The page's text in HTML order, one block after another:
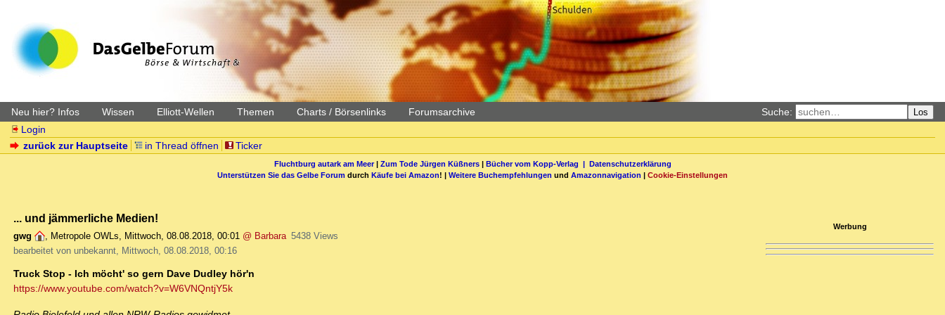
Neu hier? Infos Wissen Elliott-Wellen Themen Charts / Börsenlinks Forumsarchive Suche: Los
Login
zurück zur Hauptseite
in Thread öffnen Ticker
Fluchtburg autark am Meer| Zum Tode Jürgen Küßners| Bücher vom Kopp-Verlag | Datenschutzerklärung
Unterstützen Sie das Gelbe Forum durch Käufe bei Amazon! | Weitere Buchempfehlungen und Amazonnavigation | Cookie-Einstellungen
... und jämmerliche Medien!
gwg , Metropole OWLs, Mittwoch, 08.08.2018, 00:01 @ Barbara 5438 Views
bearbeitet von unbekannt, Mittwoch, 08.08.2018, 00:16
Truck Stop - Ich möcht' so gern Dave Dudley hör'n
https://www.youtube.com/watch?v=W6VNQntjY5k
Werbung